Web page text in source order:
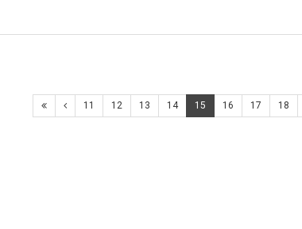
11 12 13 14 15 16 17 18